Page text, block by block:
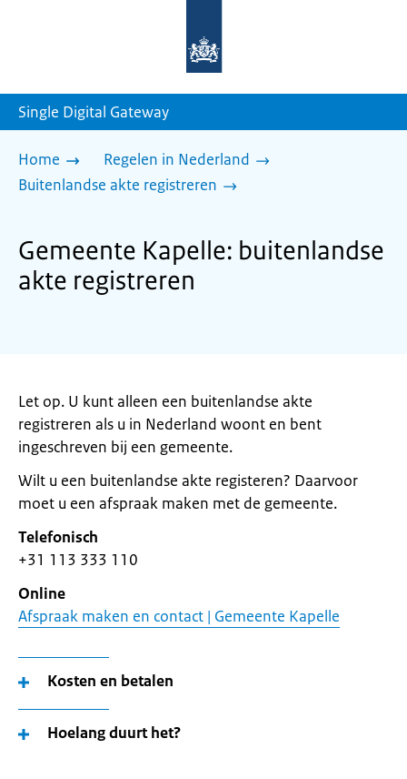
homepage
Single Digital Gateway
Home
Regelen in Nederland
Buitenlandse akte registreren
Gemeente Kapelle: buitenlandse
akte registreren
Let op. U kunt alleen een buitenlandse akte
registreren als u in Nederland woont en bent
ingeschreven bij een gemeente.
Wilt u een buitenlandse akte registeren? Daarvoor
moet u een afspraak maken met de gemeente.
Telefonisch
+31 113 333 110
Online
Afspraak maken en contact | Gemeente Kapelle
Kosten en betalen
Hoelang duurt het?